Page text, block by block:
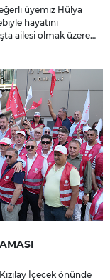
üyemiz Hülya
hayatını
ailesi olmak üzere
İçecek önünde